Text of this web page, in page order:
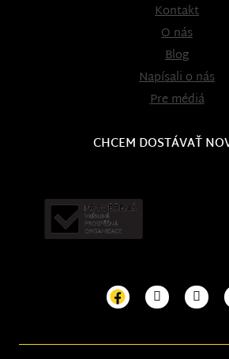
Kontakt
O nás
Blog
Napísali o nás
Pre médiá
CHCEM DOSTÁVAŤ